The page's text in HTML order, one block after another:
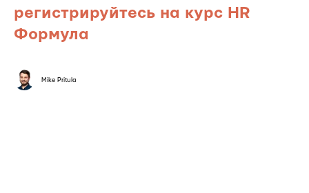
регистрируйтесь на курс HR
Формула
Mike Pritula